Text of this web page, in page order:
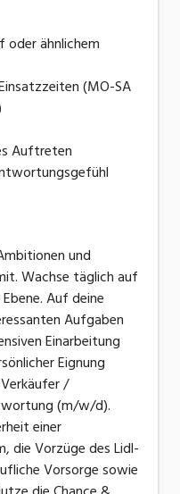
oder ähnlichem
(MO-SA
Auftreten
und
Wachse täglich auf
Auf deine
Aufgaben
Einarbeitung
Eignung
/
(m/w/d).
einer
die Vorzüge des Lidl-
Vorsorge sowie